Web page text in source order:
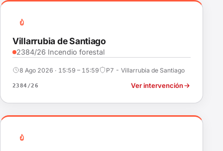
Villarrubia de Santiago
2384/26 Incendio forestal
8 Ago 2026 · 15:59 – 15:59 P7 - Villarrubia de Santiago
2384/26 Ver intervención